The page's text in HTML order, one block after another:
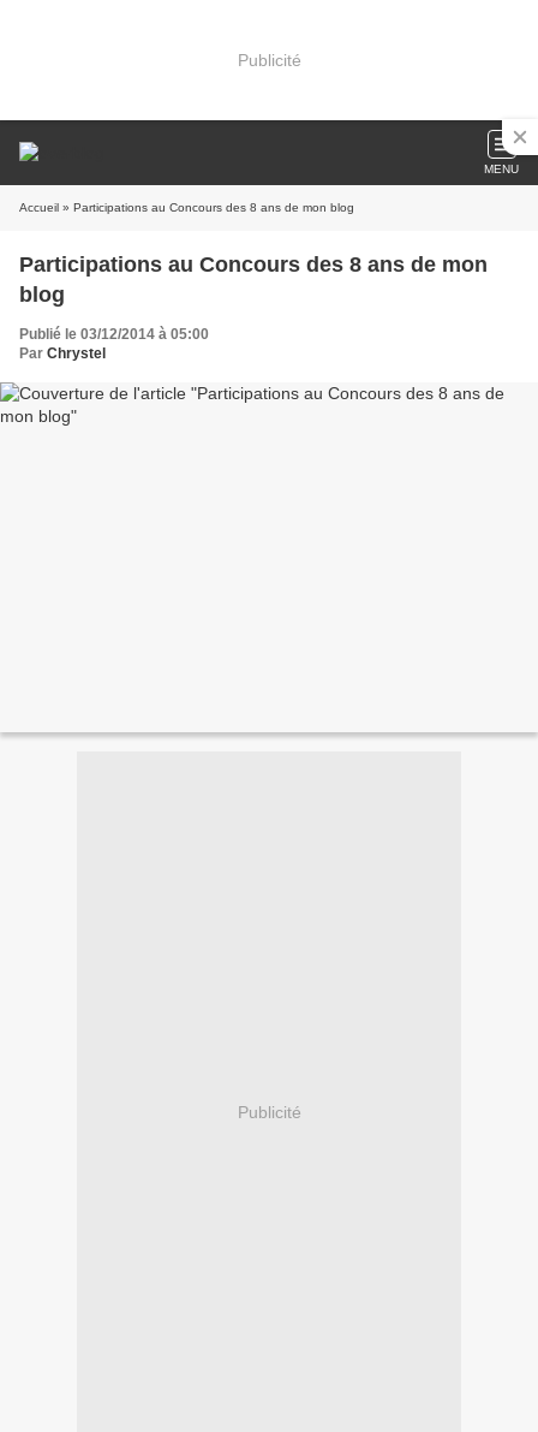
Publicité
MENU
Accueil » Participations au Concours des 8 ans de mon blog
Participations au Concours des 8 ans de mon
blog
Publié le 03/12/2014 à 05:00
Par Chrystel
Publicité